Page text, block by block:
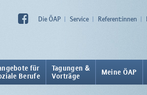
Die ÖAP Service Referent:innen
für
Berufe
Tagungen &
Vorträge
Meine ÖAP